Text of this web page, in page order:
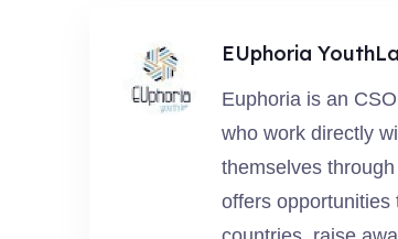
EUphoria
Euphoria is an
who work directly
themselves
offers opportunities